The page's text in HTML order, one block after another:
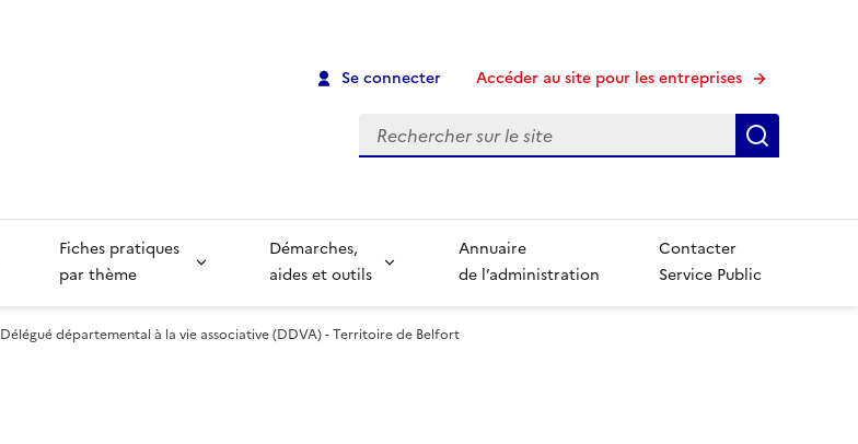
Se connecter Accéder au site pour les entreprises
Recherche
Fiches pratiques
par thème
Démarches,
aides et outils
Annuaire
de l’administration
Contacter
Service Public
Délégué départemental à la vie associative (DDVA) - Territoire de Belfort